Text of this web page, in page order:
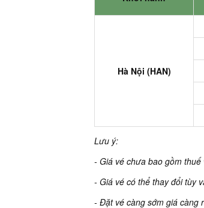
Hà Nội (HAN)
Lưu ý:
- Giá vé chưa bao gồm thuế
- Giá vé có thể thay đổi tùy
- Đặt vé càng sớm giá càng